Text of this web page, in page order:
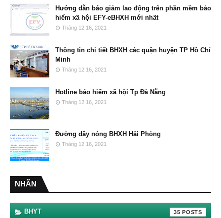
Hướng dẫn báo giảm lao động trên phần mềm bảo
hiểm xã hội EFY-eBHXH mới nhất
Tháng 12 16, 2021
Thông tin chi tiết BHXH các quận huyện TP Hồ Chí
Minh
Tháng 12 16, 2021
Hotline bảo hiểm xã hội Tp Đà Nẵng
Tháng 12 16, 2021
Đường dây nóng BHXH Hải Phòng
Tháng 12 16, 2021
NHÃN
BHYT 35